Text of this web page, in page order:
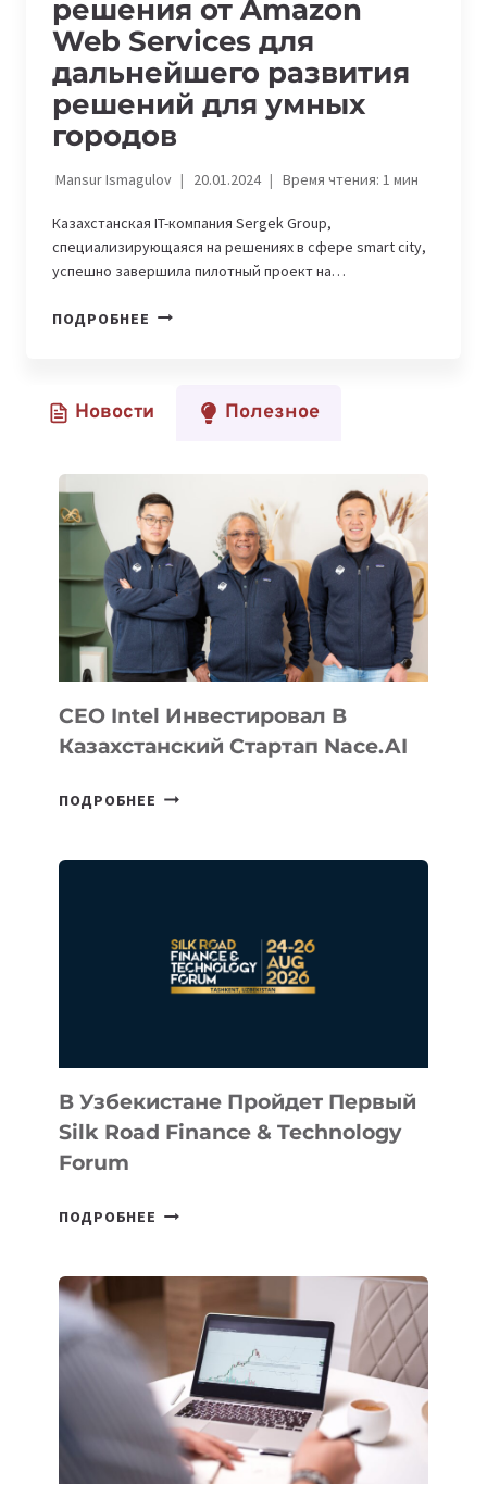
решения от Amazon
Web Services для
дальнейшего развития
решений для умных
городов
Mansur Ismagulov 20.01.2024 Время чтения: 1мин
Казахстанская IT-компания Sergek Group,
специализирующаяся на решениях в сфере smart city,
успешно завершила пилотный проект на…
ПОДРОБНЕЕ SERGEK
РЕШЕНИЯ
WEB
SERVICES
ДЛЯ
ДАЛЬНЕЙШЕГО
РАЗВИТИЯ
РЕШЕНИЙ
ДЛЯ
УМНЫХ
ГОРОДОВ
Новости Полезное
CEO Intel Инвестировал В
Казахстанский Стартап Nace.AI
ПОДРОБНЕЕ CEO
NACE.AI
В Узбекистане Пройдет Первый
Silk Road Finance & Technology
Forum
ПОДРОБНЕЕ
FINANCE
&
TECHNOLOGY
FORUM